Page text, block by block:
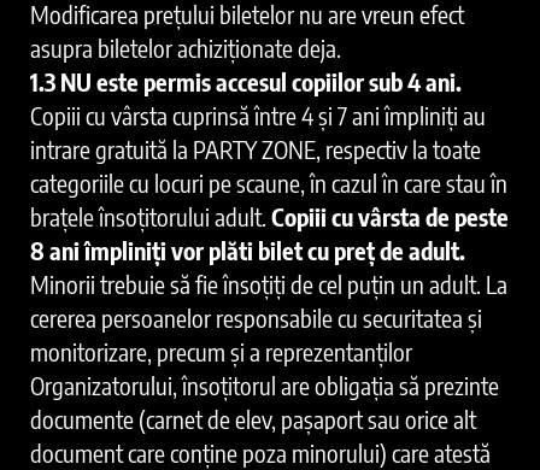
Modificarea prețului biletelor nu are vreun efect
asupra biletelor achiziționate deja.
1.3 NU este permis accesul copiilor sub 4 ani.
Copiii cu vârsta cuprinsă între 4 și 7 ani împliniți au
intrare gratuită la PARTY ZONE, respectiv la toate
categoriile cu locuri pe scaune, în cazul în care stau în
brațele însoțitorului adult. Copiii cu vârsta de peste
8 ani împliniți vor plăti bilet cu preț de adult.
Minorii trebuie să fie însoțiți de cel puțin un adult. La
cererea persoanelor responsabile cu securitatea și
monitorizare, precum și a reprezentanților
Organizatorului, însoțitorul are obligația să prezinte
documente (carnet de elev, pașaport sau orice alt
document care conține poza minorului) care atestă